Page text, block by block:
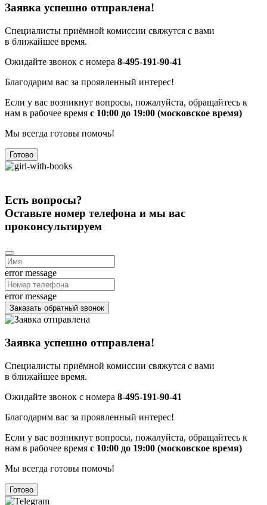
Заявка успешно отправлена!
Специалисты приёмной комиссии свяжутся с вами
в ближайшее время.
Ожидайте звонок с номера 8-495-191-90-41
Благодарим вас за проявленный интерес!
Если у вас возникнут вопросы, пожалуйста, обращайтесь к
нам в рабочее время с 10:00 до 19:00 (московское время)
Мы всегда готовы помочь!
Готово
Есть вопросы?
Оставьте номер телефона и мы вас
проконсультируем
error message
error message
Заказать обратный звонок
Заявка успешно отправлена!
Специалисты приёмной комиссии свяжутся с вами
в ближайшее время.
Ожидайте звонок с номера 8-495-191-90-41
Благодарим вас за проявленный интерес!
Если у вас возникнут вопросы, пожалуйста, обращайтесь к
нам в рабочее время с 10:00 до 19:00 (московское время)
Мы всегда готовы помочь!
Готово